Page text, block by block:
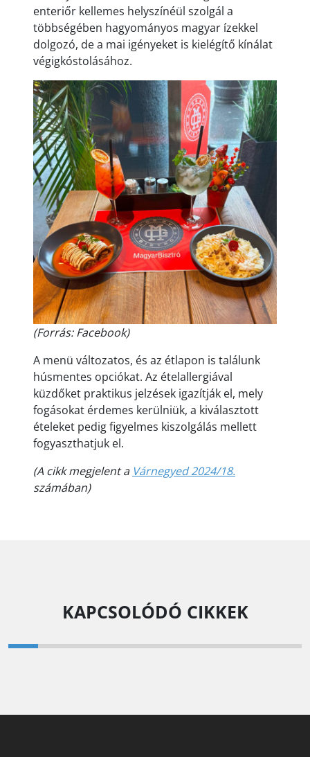
enteriőr kellemes helyszínéül szolgál a
többségében hagyományos magyar ízekkel
dolgozó, de a mai igényeket is kielégítő kínálat
végigkóstolásához.
(Forrás: Facebook)
A menü változatos, és az étlapon is találunk
húsmentes opciókat. Az ételallergiával
küzdőket praktikus jelzések igazítják el, mely
fogásokat érdemes kerülniük, a kiválasztott
ételeket pedig figyelmes kiszolgálás mellett
fogyaszthatjuk el.
(A cikk megjelent a Várnegyed 2024/18.
számában)
KAPCSOLÓDÓ CIKKEK